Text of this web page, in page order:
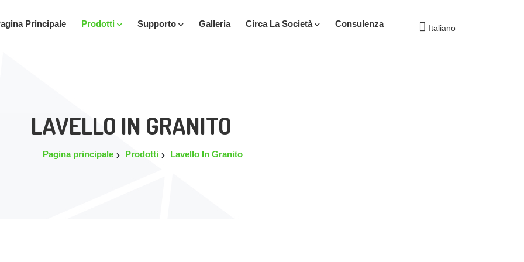
Principale Prodotti Supporto Galleria Circa La Società Consulenza Italiano
LAVELLO IN GRANITO
Pagina principale Prodotti Lavello In Granito